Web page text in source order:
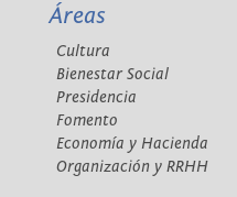
Áreas
Cultura
Bienestar Social
Presidencia
Fomento
Economía y Hacienda
Organización y RRHH